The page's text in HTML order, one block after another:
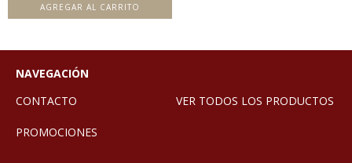
AGREGAR AL CARRITO
NAVEGACIÓN
CONTACTO
VER TODOS LOS PRODUCTOS
PROMOCIONES